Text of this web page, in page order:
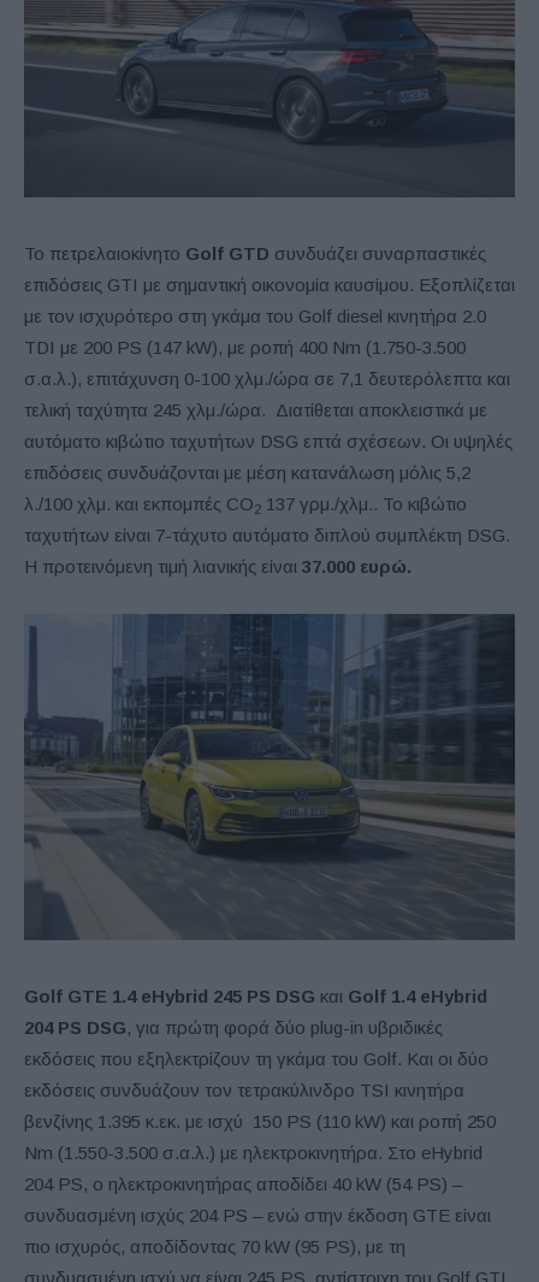
Το πετρελαιοκίνητο Golf GTD συνδυάζει συναρπαστικές
επιδόσεις GTI με σημαντική οικονομία καυσίμου. Εξοπλίζεται
με τον ισχυρότερο στη γκάμα του Golf diesel κινητήρα 2.0
TDI με 200 PS (147 kW), με ροπή 400 Nm (1.750-3.500
σ.α.λ.), επιτάχυνση 0-100 χλμ./ώρα σε 7,1 δευτερόλεπτα και
τελική ταχύτητα 245 χλμ./ώρα. Διατίθεται αποκλειστικά με
αυτόματο κιβώτιο ταχυτήτων DSG επτά σχέσεων. Οι υψηλές
επιδόσεις συνδυάζονται με μέση κατανάλωση μόλις 5,2
λ./100 χλμ. και εκπομπές CO2 137 γρμ./χλμ.. Το κιβώτιο
ταχυτήτων είναι 7-τάχυτο αυτόματο διπλού συμπλέκτη DSG.
Η προτεινόμενη τιμή λιανικής είναι 37.000 ευρώ.
Golf GTE 1.4 eHybrid 245 PS DSG και Golf 1.4 eHybrid
204 PS DSG, για πρώτη φορά δύο plug-in υβριδικές
εκδόσεις που εξηλεκτρίζουν τη γκάμα του Golf. Και οι δύο
εκδόσεις συνδυάζουν τον τετρακύλινδρο TSI κινητήρα
βενζίνης 1.395 κ.εκ. με ισχύ 150 PS (110 kW) και ροπή 250
Nm (1.550-3.500 σ.α.λ.) με ηλεκτροκινητήρα. Στο eHybrid
204 PS, ο ηλεκτροκινητήρας αποδίδει 40 kW (54 PS) –
συνδυασμένη ισχύς 204 PS – ενώ στην έκδοση GTE είναι
πιο ισχυρός, αποδίδοντας 70 kW (95 PS), με τη
συνδυασμένη ισχύ να είναι 245 PS, αντίστοιχη του Golf GTI.